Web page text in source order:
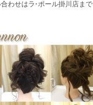
わせはラ･ポール掛川店まで